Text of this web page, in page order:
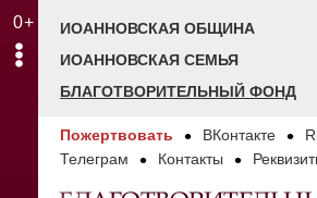
0+
ИОАННОВСКАЯ ОБЩИНА
ИОАННОВСКАЯ СЕМЬЯ
БЛАГОТВОРИТЕЛЬНЫЙ ФОНД
Пожертвовать ВКонтакте
Телеграм
Контакты